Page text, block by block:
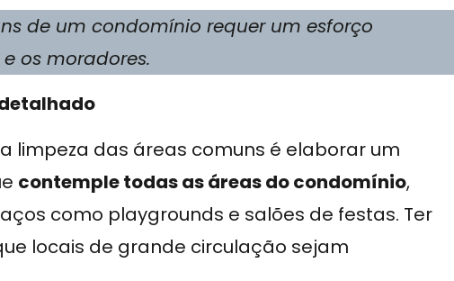
de um condomínio requer um esforço
os moradores.
limpeza das áreas comuns é elaborar um
contemple todas as áreas do condomínio,
como playgrounds e salões de festas. Ter
locais de grande circulação sejam